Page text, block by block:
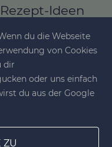
Ideen
#selber_nähen
du die Webseite
von Cookies
dir
oder uns einfach
du aus der Google
ZU